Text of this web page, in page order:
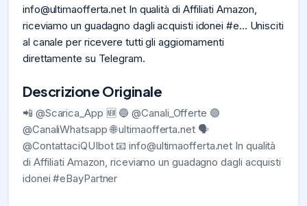
info@ultimaofferta.net In qualità di Affiliati Amazon,
riceviamo un guadagno dagli acquisti idonei #e... Unisciti
al canale per ricevere tutti gli aggiornamenti
direttamente su Telegram.
Descrizione Originale
📲 @Scarica_App 🆕 🔵 @Canali_Offerte 🟢
@CanaliWhatsapp 🌐 ultimaofferta.net 🗣️
@ContattaciQUIbot 📧info@ultimaofferta.net In qualità
di Affiliati Amazon, riceviamo un guadagno dagli acquisti
idonei #eBayPartner